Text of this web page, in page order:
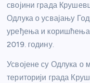
својини града
Одлука о усвајању
уређења и
2019. годину.
Усвојене су Одлука о
територији града